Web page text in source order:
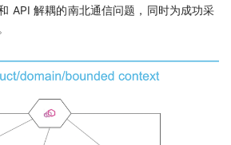
API 解耦的南北通信问题，同时为成功采